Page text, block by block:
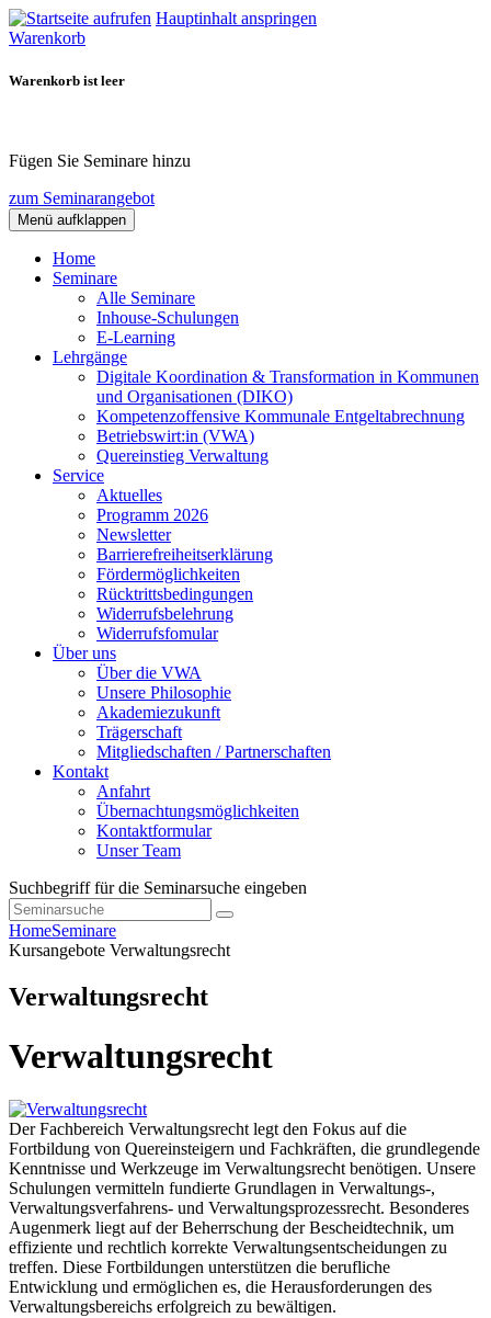
Hauptinhalt anspringen
Warenkorb
Warenkorb ist leer
Fügen Sie Seminare hinzu
zum Seminarangebot
Menü aufklappen
Home
Seminare
Alle Seminare
Inhouse-Schulungen
E-Learning
Lehrgänge
Digitale Koordination & Transformation in Kommunen
und Organisationen (DIKO)
Kompetenzoffensive Kommunale Entgeltabrechnung
Betriebswirt:in (VWA)
Quereinstieg Verwaltung
Service
Aktuelles
Programm 2026
Newsletter
Barrierefreiheitserklärung
Fördermöglichkeiten
Rücktrittsbedingungen
Widerrufsbelehrung
Widerrufsfomular
Über uns
Über die VWA
Unsere Philosophie
Akademiezukunft
Trägerschaft
Mitgliedschaften / Partnerschaften
Kontakt
Anfahrt
Übernachtungsmöglichkeiten
Kontaktformular
Unser Team
Suchbegriff für die Seminarsuche eingeben
HomeSeminare
Kursangebote Verwaltungsrecht
Verwaltungsrecht
Verwaltungsrecht
Der Fachbereich Verwaltungsrecht legt den Fokus auf die
Fortbildung von Quereinsteigern und Fachkräften, die grundlegende
Kenntnisse und Werkzeuge im Verwaltungsrecht benötigen. Unsere
Schulungen vermitteln fundierte Grundlagen in Verwaltungs-,
Verwaltungsverfahrens- und Verwaltungsprozessrecht. Besonderes
Augenmerk liegt auf der Beherrschung der Bescheidtechnik, um
effiziente und rechtlich korrekte Verwaltungsentscheidungen zu
treffen. Diese Fortbildungen unterstützen die berufliche
Entwicklung und ermöglichen es, die Herausforderungen des
Verwaltungsbereichs erfolgreich zu bewältigen.